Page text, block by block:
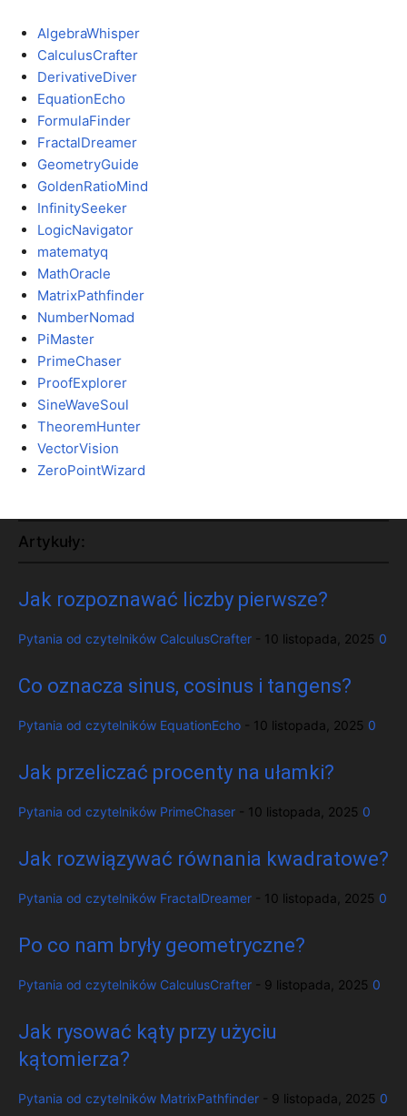
AlgebraWhisper
CalculusCrafter
DerivativeDiver
EquationEcho
FormulaFinder
FractalDreamer
GeometryGuide
GoldenRatioMind
InfinitySeeker
LogicNavigator
matematyq
MathOracle
MatrixPathfinder
NumberNomad
PiMaster
PrimeChaser
ProofExplorer
SineWaveSoul
TheoremHunter
VectorVision
ZeroPointWizard
Artykuły:
Jak rozpoznawać liczby pierwsze?
Pytania od czytelników CalculusCrafter 10 listopada, 2025 0
Co oznacza sinus, cosinus i tangens?
Pytania od czytelników EquationEcho 10 listopada, 2025 0
Jak przeliczać procenty na ułamki?
Pytania od czytelników PrimeChaser 10 listopada, 2025 0
Jak rozwiązywać równania kwadratowe?
Pytania od czytelników FractalDreamer 10 listopada, 2025 0
Po co nam bryły geometryczne?
Pytania od czytelników CalculusCrafter 9 listopada, 2025 0
Jak rysować kąty przy użyciu
kątomierza?
Pytania od czytelników MatrixPathfinder 9 listopada, 2025 0